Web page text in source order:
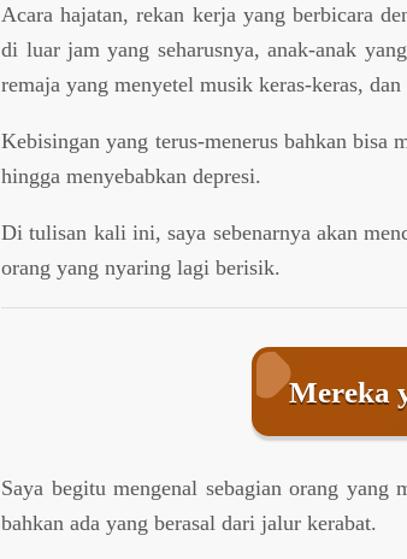
Acara hajatan, rekan kerja yang berbicara
di luar jam yang seharusnya, anak-anak
remaja yang menyetel musik keras-keras, dan
Kebisingan yang terus-menerus bahkan bisa
hingga menyebabkan depresi.
Di tulisan kali ini, saya sebenarnya akan
orang yang nyaring lagi berisik.
Mereka
Saya begitu mengenal sebagian orang yang
bahkan ada yang berasal dari jalur kerabat.